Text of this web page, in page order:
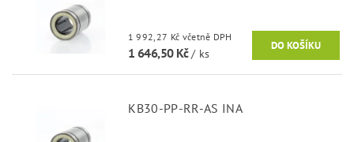
1 992,27 Kč včetně DPH
1 646,50 Kč/ ks
KB30-PP-RR-AS INA